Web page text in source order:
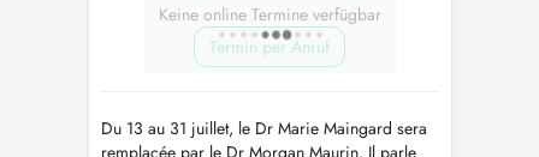
Keine online Termine verfügbar
Termin per Anruf
Du 13 au 31 juillet, le Dr Marie Maingard sera
remplacée par le Dr Morgan Maurin. Il parle